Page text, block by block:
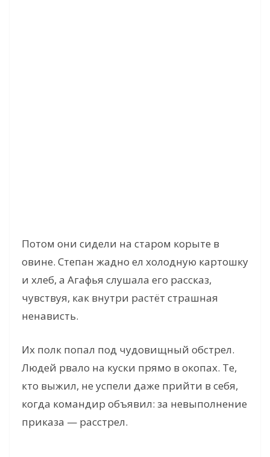
Потом они сидели на старом корыте в
овине. Степан жадно ел холодную картошку
и хлеб, а Агафья слушала его рассказ,
чувствуя, как внутри растёт страшная
ненависть.
Их полк попал под чудовищный обстрел.
Людей рвало на куски прямо в окопах. Те,
кто выжил, не успели даже прийти в себя,
когда командир объявил: за невыполнение
приказа — расстрел.